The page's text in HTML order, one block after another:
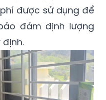
được sử dụng để
đảm định lượng